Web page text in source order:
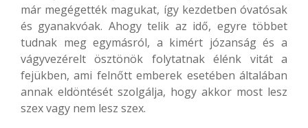
már megégették magukat, így kezdetben óvatósak
és gyanakvóak. Ahogy telik az idő, egyre többet
tudnak meg egymásról, a kimért józanság és a
vágyvezérelt ösztönök folytatnak élénk vitát a
fejükben, ami felnőtt emberek esetében általában
annak eldöntését szolgálja, hogy akkor most lesz
szex vagy nem lesz szex.